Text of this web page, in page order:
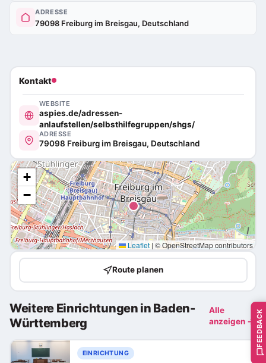
ADRESSE
79098 Freiburg im Breisgau, Deutschland
Kontakt
WEBSITE
aspies.de/adressen-
anlaufstellen/selbsthilfegruppen/shgs/
ADRESSE
79098 Freiburg im Breisgau, Deutschland
+
−
Leaflet | © OpenStreetMap contributors
Route planen
Weitere Einrichtungen in Baden-
Württemberg
Alle
anzeigen →
EINRICHTUNG
FEEDBACK